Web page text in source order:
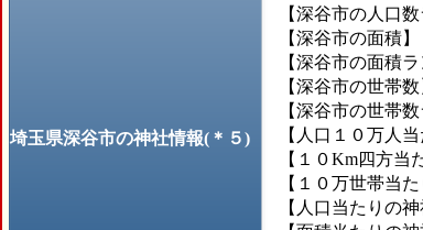
埼玉県深谷市の神社情報(＊５)
【深谷市の人口
【深谷市の面積
【深谷市の面積
【深谷市の世帯
【深谷市の世帯
【人口１０万人
【１０Km四方当
【１０万世帯当
【人口当たりの